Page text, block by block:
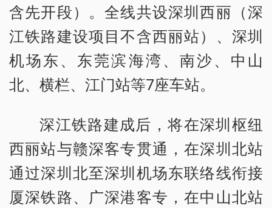
含先开段）。全线共设深圳西丽（深
江铁路建设项目不含西丽站）、深圳
机场东、东莞滨海湾、南沙、中山
北、横栏、江门站等7座车站。
深江铁路建成后，将在深圳枢纽
西丽站与赣深客专贯通，在深圳北站
通过深圳北至深圳机场东联络线衔接
厦深铁路、广深港客专，在中山北站